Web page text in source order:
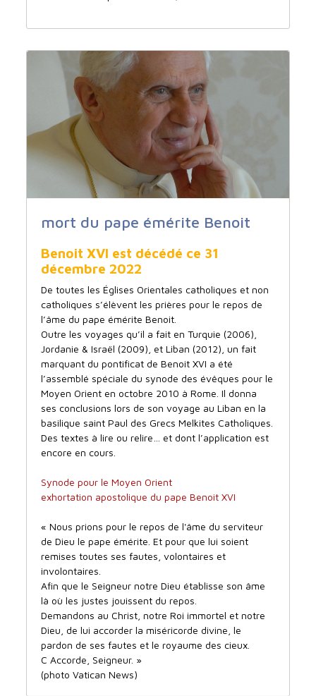
mort du pape émérite Benoit
Benoit XVI est décédé ce 31
décembre 2022
De toutes les Églises Orientales catholiques et non
catholiques s’élèvent les prières pour le repos de
l’âme du pape émérite Benoit.
Outre les voyages qu’il a fait en Turquie (2006),
Jordanie & Israël (2009), et Liban (2012), un fait
marquant du pontificat de Benoit XVI a été
l’assemblé spéciale du synode des évêques pour le
Moyen Orient en octobre 2010 à Rome. Il donna
ses conclusions lors de son voyage au Liban en la
basilique saint Paul des Grecs Melkites Catholiques.
Des textes à lire ou relire… et dont l’application est
encore en cours.
Synode pour le Moyen Orient
exhortation apostolique du pape Benoit XVI
« Nous prions pour le repos de l'âme du serviteur
de Dieu le pape émérite. Et pour que lui soient
remises toutes ses fautes, volontaires et
involontaires.
Afin que le Seigneur notre Dieu établisse son âme
là où les justes jouissent du repos.
Demandons au Christ, notre Roi immortel et notre
Dieu, de lui accorder la miséricorde divine, le
pardon de ses fautes et le royaume des cieux.
C Accorde, Seigneur. »
(photo Vatican News)